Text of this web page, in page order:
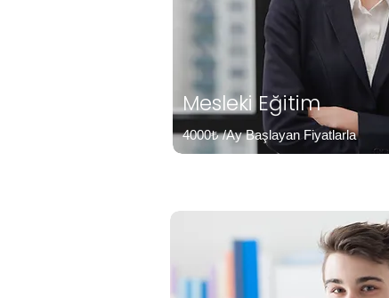
Mesleki Eğitim
4000₺ /Ay Başlayan Fiyatlarla